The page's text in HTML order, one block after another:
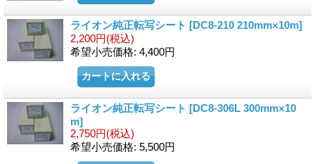
ライオン純正転写シート [DC8-210 210mm×10m]
2,200円(税込)
希望小売価格: 4,400円
ライオン純正転写シート [DC8-306L 300mm×10
m]
2,750円(税込)
希望小売価格: 5,500円